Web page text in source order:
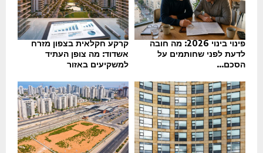
קרקע חקלאית בצפון מזרח
אשדוד: מה צופן העתיד
למשקיעים באזור
פינוי בינוי 2026: מה חובה
לדעת לפני שחותמים על
הסכם...